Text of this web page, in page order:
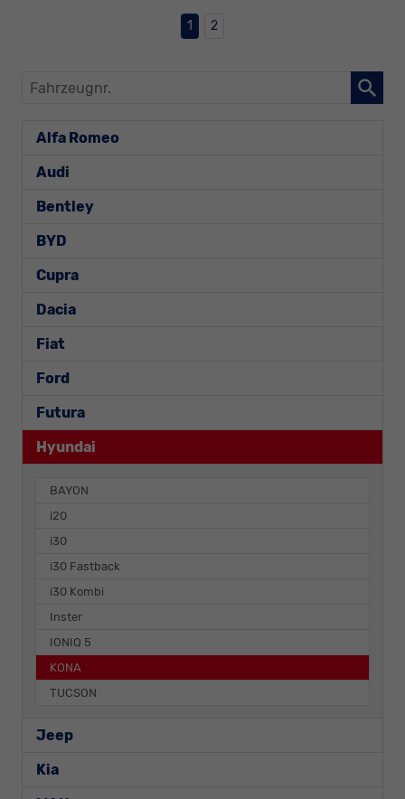
1 2
Fahrzeugnr.
Alfa Romeo
Audi
Bentley
BYD
Cupra
Dacia
Fiat
Ford
Futura
Hyundai
BAYON
i20
i30
i30 Fastback
i30 Kombi
Inster
IONIQ 5
KONA
TUCSON
Jeep
Kia